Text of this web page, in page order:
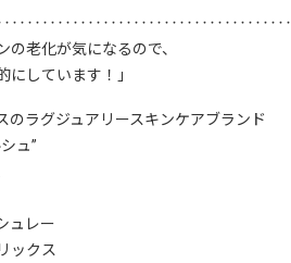
の老化が気になるので、
にしています！」
のラグジュアリースキンケアブランド
ュ”
ュレー
ックス